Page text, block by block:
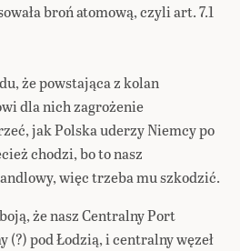
broń atomową, czyli art. 7.1
że powstająca z kolan
dla nich zagrożenie
jak Polska uderzy Niemcy po
chodzi, bo to nasz
więc trzeba mu szkodzić.
że nasz Centralny Port
pod Łodzią, i centralny węzeł